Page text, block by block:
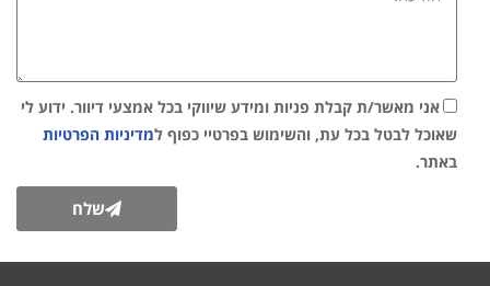
אני מאשר/ת קבלת פניות ומידע שיווקי בכל אמצעי דיוור. ידוע לי
שאוכל לבטל בכל עת, והשימוש בפרטיי כפוף למדיניות הפרטיות
באתר.
שלח